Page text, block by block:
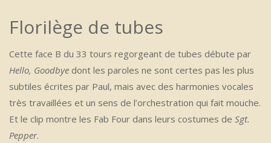
Florilège de tubes
Cette face B du 33 tours regorgeant de tubes débute par
Hello, Goodbye dont les paroles ne sont certes pas les plus
subtiles écrites par Paul, mais avec des harmonies vocales
très travaillées et un sens de l’orchestration qui fait mouche.
Et le clip montre les Fab Four dans leurs costumes de Sgt.
Pepper.